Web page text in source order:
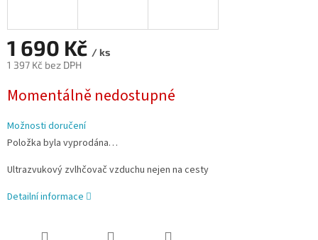
1 690 Kč / ks
1 397 Kč bez DPH
cena:
Momentálně nedostupné
Možnosti doručení
Položka byla vyprodána…
Ultrazvukový zvlhčovač vzduchu nejen na cesty
Detailní informace